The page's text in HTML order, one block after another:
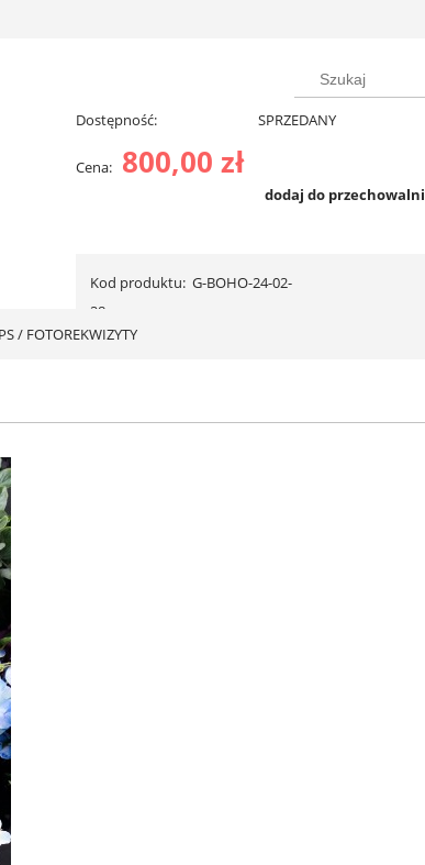
/ FOTOREKWIZYTY
Dostępność: SPRZEDANY
Cena: 800,00 zł
dodaj do przechowalni
Kod produktu: G-BOHO-24-02-
28